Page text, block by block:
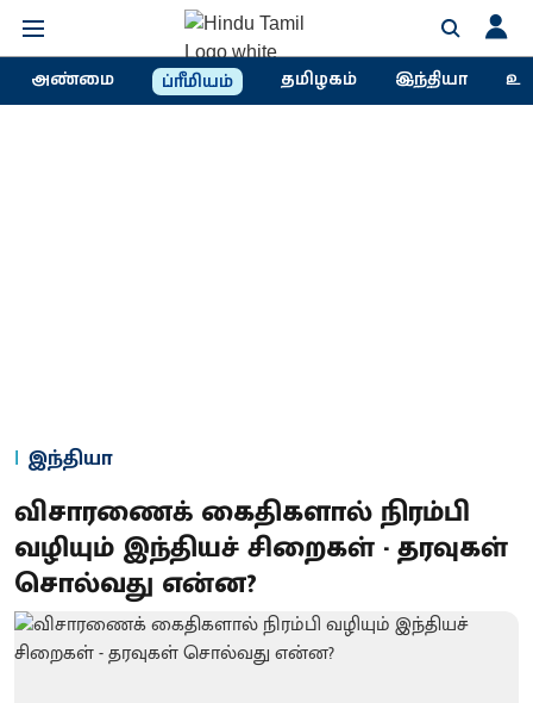
அண்மை ப்ரீமியம் தமிழகம் இந்தியா
இந்தியா
விசாரணைக் கைதிகளால் நிரம்பி
வழியும் இந்தியச் சிறைகள் - தரவுகள்
சொல்வது என்ன?